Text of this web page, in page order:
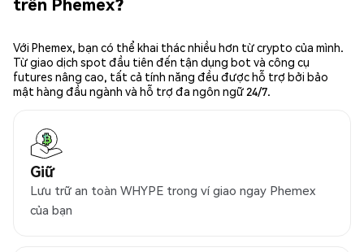
Với Phemex, bạn có thể khai thác nhiều hơn từ crypto của mình.
Từ giao dịch spot đầu tiên đến tận dụng bot và công cụ
futures nâng cao, tất cả tính năng đều được hỗ trợ bởi bảo
mật hàng đầu ngành và hỗ trợ đa ngôn ngữ 24/7.
Giữ
Lưu trữ an toàn WHYPE trong ví giao ngay Phemex
của bạn